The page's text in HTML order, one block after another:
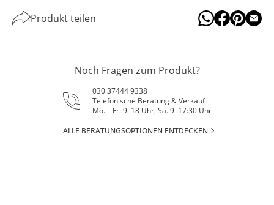
Produkt teilen
Noch Fragen zum Produkt?
030 37444 9338
Telefonische Beratung & Verkauf
Mo. – Fr. 9–18 Uhr, Sa. 9–17:30 Uhr
ALLE BERATUNGSOPTIONEN ENTDECKEN